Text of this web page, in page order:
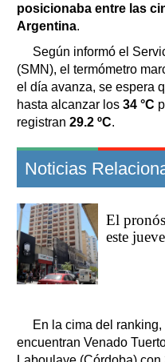
Servicios
posicionaba entre las
Argentina.
Según informó el
(SMN), el termómetro
el día avanza, se espera
hasta alcanzar los 34 °C
registran 29.2 ºC.
Noticias
El
este
En la cima del
encuentran Venado